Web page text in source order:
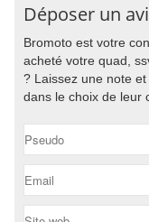
Déposer un
Bromoto est votre
acheté votre quad,
? Laissez une note
dans le choix de leur